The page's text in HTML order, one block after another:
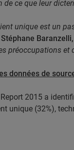
de ce que leur
unique est un
Stéphane
préoccupations et
données de
2015 a
unique (32%),